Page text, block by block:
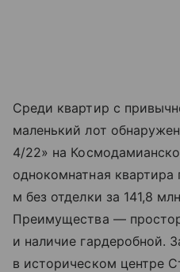
Среди квартир с
маленький лот
4/22» на
однокомнатная
м без отделки за 141,8
Преимущества —
и наличие гардеробной.
в историческом центре